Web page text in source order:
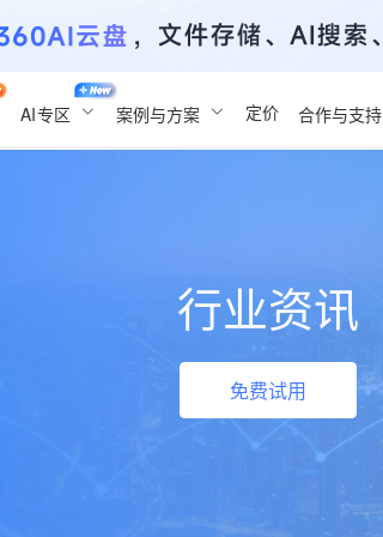
AI专区 案例与方案 定价 合作与支持
行业资讯
免费试用